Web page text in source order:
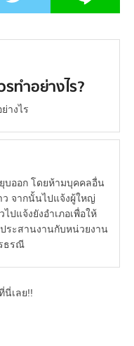
ทำอย่างไร?
างไร
โดยห้ามบุคคลอื่น
ว จากนั้นไปแจ้งผู้ใหญ่
ปแจ้งยังอำเภอเพื่อให้
ระสานงานกับหน่วยงาน
ธรณี
นี่เลย!!